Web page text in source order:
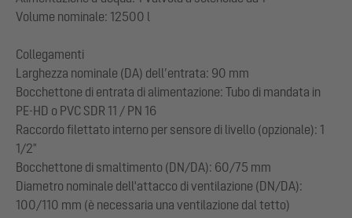
Volume nominale: 12500 l
Collegamenti
Larghezza nominale (DA) dell’entrata: 90 mm
Bocchettone di entrata di alimentazione: Tubo di mandata in
PE-HD o PVC SDR 11 / PN 16
Raccordo filettato interno per sensore di livello (opzionale): 1
1/2"
Bocchettone di smaltimento (DN/DA): 60/75 mm
Diametro nominale dell'attacco di ventilazione (DN/DA):
100/110 mm (è necessaria una ventilazione dal tetto)